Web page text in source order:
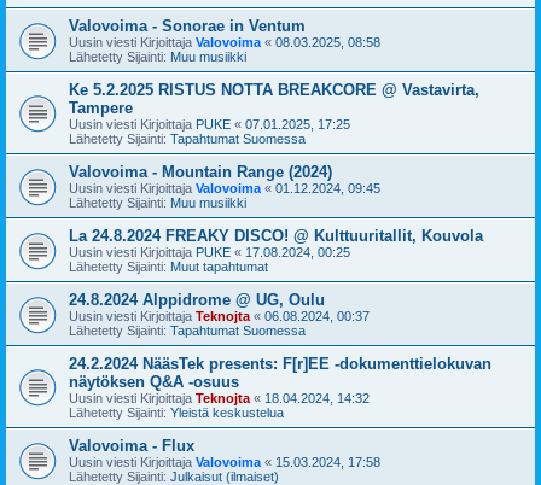
Valovoima - Sonorae in Ventum
Uusin viesti Kirjoittaja Valovoima « 08.03.2025, 08:58
Lähetetty Sijainti: Muu musiikki
Ke 5.2.2025 RISTUS NOTTA BREAKCORE @ Vastavirta,
Tampere
Uusin viesti Kirjoittaja PUKE « 07.01.2025, 17:25
Lähetetty Sijainti: Tapahtumat Suomessa
Valovoima - Mountain Range (2024)
Uusin viesti Kirjoittaja Valovoima « 01.12.2024, 09:45
Lähetetty Sijainti: Muu musiikki
La 24.8.2024 FREAKY DISCO! @ Kulttuuritallit, Kouvola
Uusin viesti Kirjoittaja PUKE « 17.08.2024, 00:25
Lähetetty Sijainti: Muut tapahtumat
24.8.2024 Alppidrome @ UG, Oulu
Uusin viesti Kirjoittaja Teknojta « 06.08.2024, 00:37
Lähetetty Sijainti: Tapahtumat Suomessa
24.2.2024 NääsTek presents: F[r]EE -dokumenttielokuvan
näytöksen Q&A -osuus
Uusin viesti Kirjoittaja Teknojta « 18.04.2024, 14:32
Lähetetty Sijainti: Yleistä keskustelua
Valovoima - Flux
Uusin viesti Kirjoittaja Valovoima « 15.03.2024, 17:58
Lähetetty Sijainti: Julkaisut (ilmaiset)